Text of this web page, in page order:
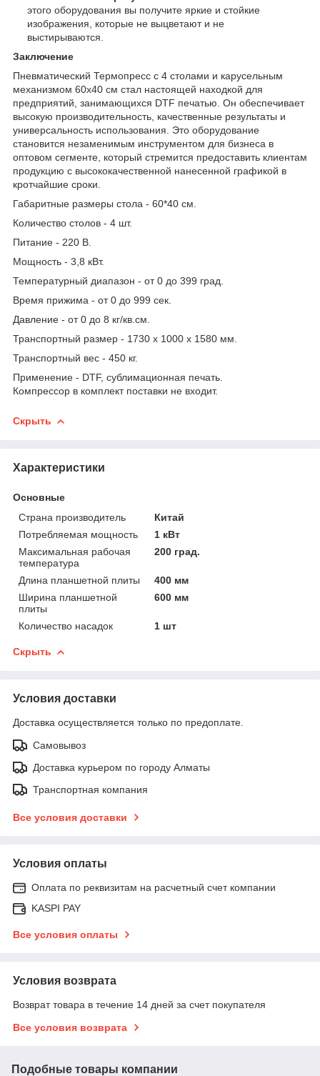
этого оборудования вы получите яркие и стойкие
изображения, которые не выцветают и не
выстирываются.
Заключение
Пневматический Термопресс с 4 столами и карусельным
механизмом 60x40 см стал настоящей находкой для
предприятий, занимающихся DTF печатью. Он обеспечивает
высокую производительность, качественные результаты и
универсальность использования. Это оборудование
становится незаменимым инструментом для бизнеса в
оптовом сегменте, который стремится предоставить клиентам
продукцию с высококачественной нанесенной графикой в
кротчайшие сроки.
Габаритные размеры стола - 60*40 см.
Количество столов - 4 шт.
Питание - 220 В.
Мощность - 3,8 кВт.
Температурный диапазон - от 0 до 399 град.
Время прижима - от 0 до 999 сек.
Давление - от 0 до 8 кг/кв.см.
Транспортный размер - 1730 х 1000 х 1580 мм.
Транспортный вес - 450 кг.
Применение - DTF, сублимационная печать.
Компрессор в комплект поставки не входит.
Скрыть
Характеристики
Основные
Страна производитель
Китай
Потребляемая мощность
1 кВт
Максимальная рабочая
температура
200 град.
Длина планшетной плиты
400 мм
Ширина планшетной
плиты
600 мм
Количество насадок 1 шт
Скрыть
Условия доставки
Доставка осуществляется только по предоплате.
Самовывоз
Доставка курьером по городу Алматы
Транспортная компания
Все условия доставки
Условия оплаты
Оплата по реквизитам на расчетный счет компании
KASPI PAY
Все условия оплаты
Условия возврата
Возврат товара в течение 14 дней за счет покупателя
Все условия возврата
Подобные товары компании